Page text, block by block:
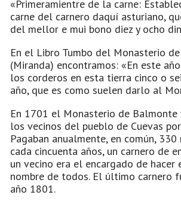
«Primeramientre de la carne:
carne del carnero daquí asturiano,
del mellor e mui bono diez y ocho
En el Libro Tumbo del Monasterio
(Miranda) encontramos: «En este
los corderos en esta tierra cinco o
año, que es como suelen darlo al
En 1701 el Monasterio de
los vecinos del pueblo de Cuevas
Pagaban anualmente, en común, 330
cada cincuenta años, un carnero de
un vecino era el encargado de hacer
nombre de todos. El último carnero
año 1801.